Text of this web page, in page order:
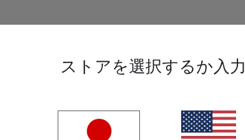
ストアを選択するか入力